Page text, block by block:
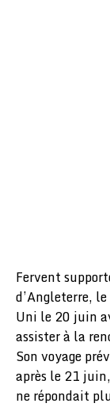
Fervent
d’Angleterre,
Uni le 20 juin
assister à la
Son voyage
après le 21
ne répondait